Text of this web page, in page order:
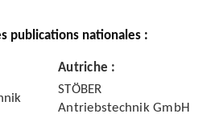
publications nationales :
Autriche :
STÖBER
Antriebstechnik GmbH